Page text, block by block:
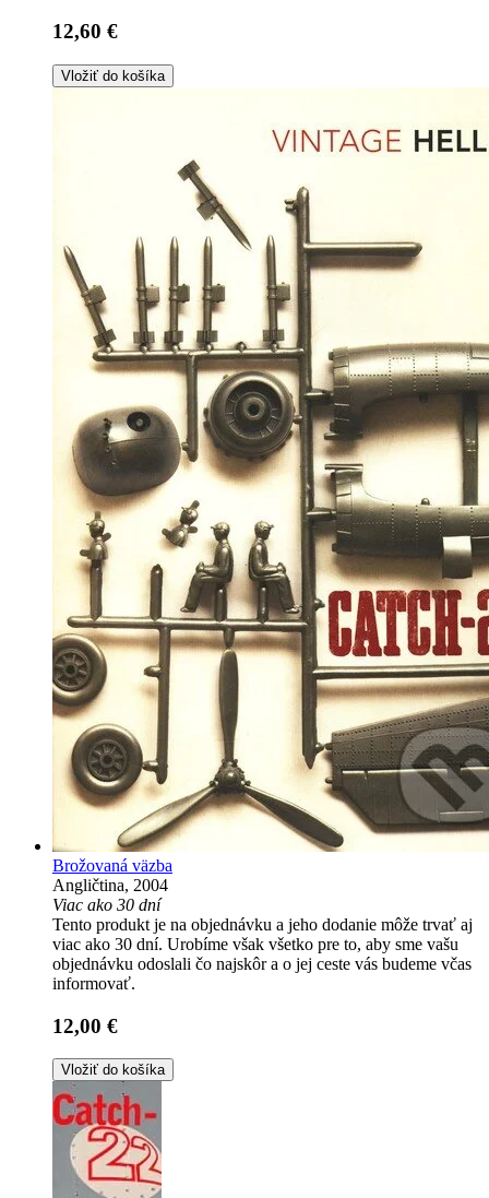
12,60 €
Vložiť do košíka
Brožovaná väzba
Angličtina, 2004
Viac ako 30 dní
Tento produkt je na objednávku a jeho dodanie môže trvať aj
viac ako 30 dní. Urobíme však všetko pre to, aby sme vašu
objednávku odoslali čo najskôr a o jej ceste vás budeme včas
informovať.
12,00 €
Vložiť do košíka